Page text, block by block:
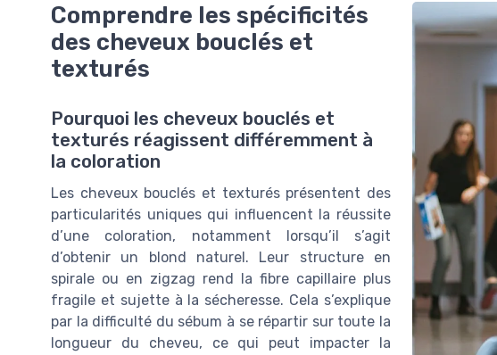
Comprendre les spécificités
des cheveux bouclés et
texturés
Pourquoi les cheveux bouclés et
texturés réagissent différemment à
la coloration
Les cheveux bouclés et texturés présentent des
particularités uniques qui influencent la réussite
d’une coloration, notamment lorsqu’il s’agit
d’obtenir un blond naturel. Leur structure en
spirale ou en zigzag rend la fibre capillaire plus
fragile et sujette à la sécheresse. Cela s’explique
par la difficulté du sébum à se répartir sur toute la
longueur du cheveu, ce qui peut impacter la